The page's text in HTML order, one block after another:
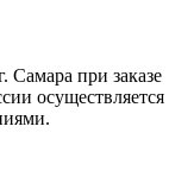
Самара при заказе
осуществляется